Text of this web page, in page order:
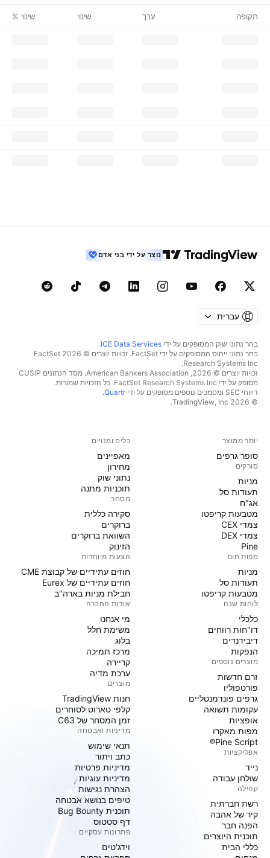
תקופה ערך שינוי שינוי %
נוצר על ידי בני אדם
עברית
בחר נתוני שוק המסופקים על ידי ICE Data Services
.
בחר נתוני ייחוס המסופקים על ידי FactSet. זכויות יוצרים © 2026 ‏FactSet
Research Systems Inc.‏
זכויות יוצרים © 2026, ‏American Bankers Association. מסד הנתונים CUSIP
מסופק על ידי FactSet Research Systems Inc. כל הזכויות שמורות.
דיווחי SEC ומסמכים נוספים מסופקים על ידי
Quartr
.
© 2026 ‏TradingView, Inc.‏
יותר ממוצר
סופר גרפים
סורקים
מניות‏
תעודות סל
אג"ח
מטבעות קריפטו
צמדי CEX
צמדי DEX
Pine
מפות חום
מניות‏
תעודות סל
מטבעות קריפטו
לוחות שנה
כלכלי
דו"חות רווחים
דיבידנדים
הנפקות
מוצרים נוספים
זרם חדשות
פורטפוליו
גרפים פונדמנטליים
עקומות תשואה
אופציות
מפות מאקרו
Pine Script®
אפליקציות
נייד
שולחן עבודה
קהילה
רשת חברתית
קיר של אהבה
הפנה חבר
תוכנית היוצרים
כללי הבית
כלים ומנויים
מאפיינים
מחירון
נתוני שוק
תוכניות מתנה
מסחר
סקירה כללית
ברוקרים
השוואת ברוקרים
הזינוק
הצעות מיוחדות
חוזים עתידיים של קבוצת CME
חוזים עתידיים של Eurex
חבילת מניות בארה"ב
אודות החברה
מי אנחנו
משימת חלל
בלוג
מרכז תמיכה
קריירה
ערכת מדיה
מוצרים
חנות TradingView
קלפי טארוט לסוחרים
זמן המסחר של C63
מדיניות ואבטחה
תנאי שימוש
כתב ויתור
מדיניות פרטיות
מדיניות עוגיות
הצהרת נגישות
טיפים בנושא אבטחה
תוכנית Bug Bounty
דף סטטוס
פתרונות עסקיים
וידג'טים